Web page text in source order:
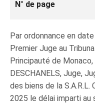
N° de page
Par ordonnance en
Premier Juge au
Principauté de
DESCHANELS, Juge,
des biens de la S.A.R.L.
2025 le délai imparti au